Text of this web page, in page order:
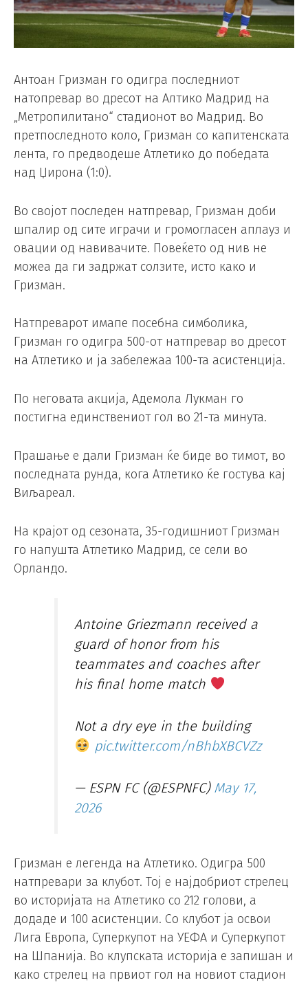
Антоан Гризман го одигра последниот
натопревар во дресот на Алтико Мадрид на
„Метропилитано“ стадионот во Мадрид. Во
претпоследното коло, Гризман со капитенската
лента, го предводеше Атлетико до победата
над Џирона (1:0).
Во својот последен натпревар, Гризман доби
шпалир од сите играчи и громогласен аплауз и
овации од навивачите. Повеќето од нив не
можеа да ги задржат солзите, исто како и
Гризман.
Натпреварот имапе посебна симболика,
Гризман го одигра 500-от натпревар во дресот
на Атлетико и ја забележаа 100-та асистенција.
По неговата акција, Адемола Лукман го
постигна единствениот гол во 21-та минута.
Прашање е дали Гризман ќе биде во тимот, во
последната рунда, кога Атлетико ќе гостува кај
Виљареал.
На крајот од сезоната, 35-годишниот Гризман
го напушта Атлетико Мадрид, се сели во
Орландо.
Antoine Griezmann received a
guard of honor from his
teammates and coaches after
his final home match
Not a dry eye in the building
pic.twitter.com/nBhbXBCVZz
— ESPN FC (@ESPNFC) May 17,
2026
Гризман е легенда на Атлетико. Одигра 500
натпревари за клубот. Тој е најдобриот стрелец
во историјата на Атлетико со 212 голови, а
додаде и 100 асистенции. Со клубот ја освои
Лига Европа, Суперкупот на УЕФА и Суперкупот
на Шпанија. Во клупската историја е запишан и
како стрелец на првиот гол на новиот стадион